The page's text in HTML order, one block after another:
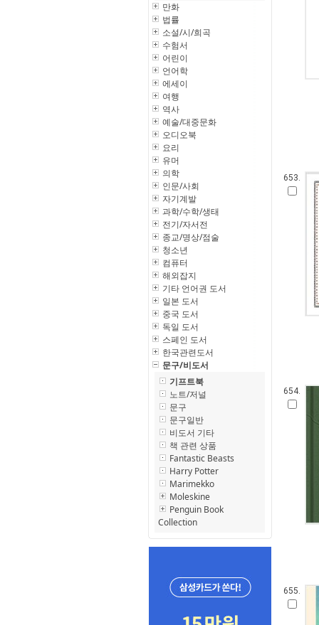
만화
법률
소설/시/희곡
수험서
어린이
언어학
에세이
여행
역사
예술/대중문화
오디오북
요리
유머
의학
인문/사회
자기계발
과학/수학/생태
전기/자서전
종교/명상/점술
청소년
컴퓨터
해외잡지
기타 언어권 도서
일본 도서
중국 도서
독일 도서
스페인 도서
한국관련도서
문구/비도서
기프트북
노트/저널
문구
문구일반
비도서 기타
책 관련 상품
Fantastic Beasts
Harry Potter
Marimekko
Moleskine
Penguin Book
Collection
653.
654.
655.